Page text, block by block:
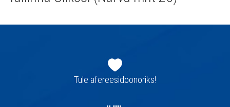
navigatsioonTule afereesidoonoriks!